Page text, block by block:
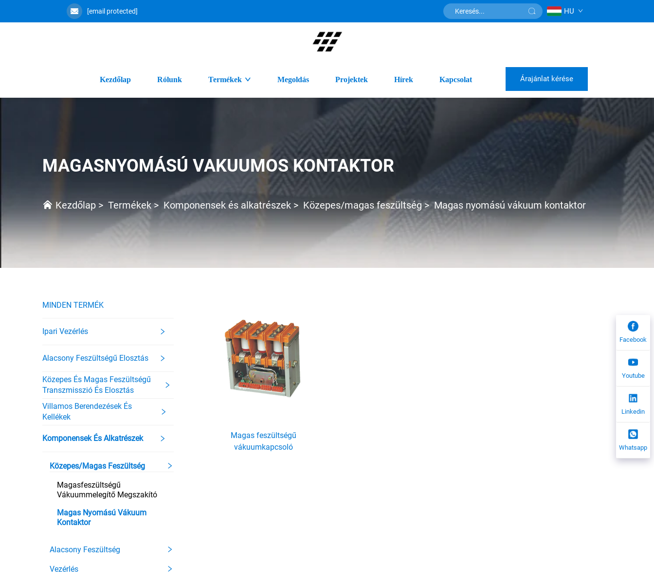
[email protected] HU
Kezdőlap Rólunk Termékek Megoldás Projektek Hírek Kapcsolat Árajánlat kérése
MAGASNYOMÁSÚ VAKUUMOS KONTAKTOR
Kezdőlap > Termékek> Komponensek és alkatrészek > Közepes/magas feszültség>Magas nyomású vákuum kontaktor
MINDEN TERMÉK
Ipari Vezérlés
Alacsony Feszültségű Elosztás
Közepes És Magas Feszültségű
Transzmisszió És Elosztás
Villamos Berendezések És
Kellékek
Komponensek És Alkatrészek
Közepes/magas Feszültség
Magasfeszültségű
Vákuummelegítő Megszakító
Magas Nyomású Vákuum
Kontaktor
Alacsony Feszültség
Vezérlés
Magas feszültségű
vákuumkapcsoló
Facebook
Youtube
Linkedin
Whatsapp